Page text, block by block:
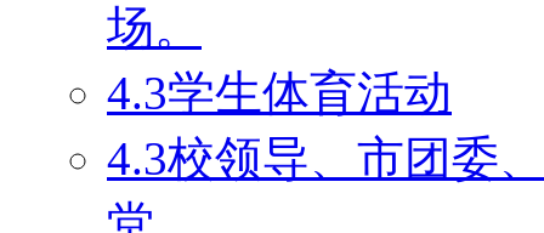
场。
4.3学生体育活动
4.3校领导、市团委